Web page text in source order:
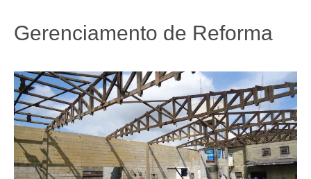
Gerenciamento de Reforma